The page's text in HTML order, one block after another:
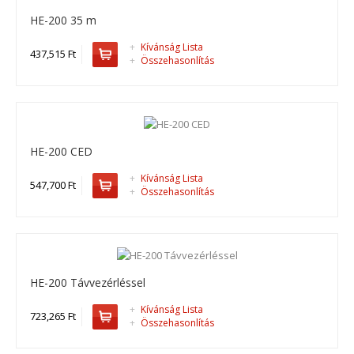
Kosárba
HE-200, drótköteles emelő ..
+ Add to compare
+Add to wishlist
HE-200 35 m
437,515 Ft + Kívánság Lista
+ Összehasonlítás
HE-200 CED
547,700 Ft + Kívánság Lista
+ Összehasonlítás
HE-200 Távvezérléssel
723,265 Ft + Kívánság Lista
+ Összehasonlítás